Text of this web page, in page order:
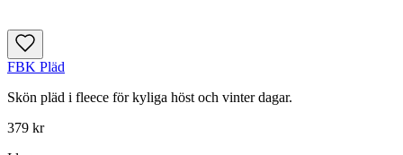
FBK Pläd
Skön pläd i fleece för kyliga höst och vinter dagar.
379 kr